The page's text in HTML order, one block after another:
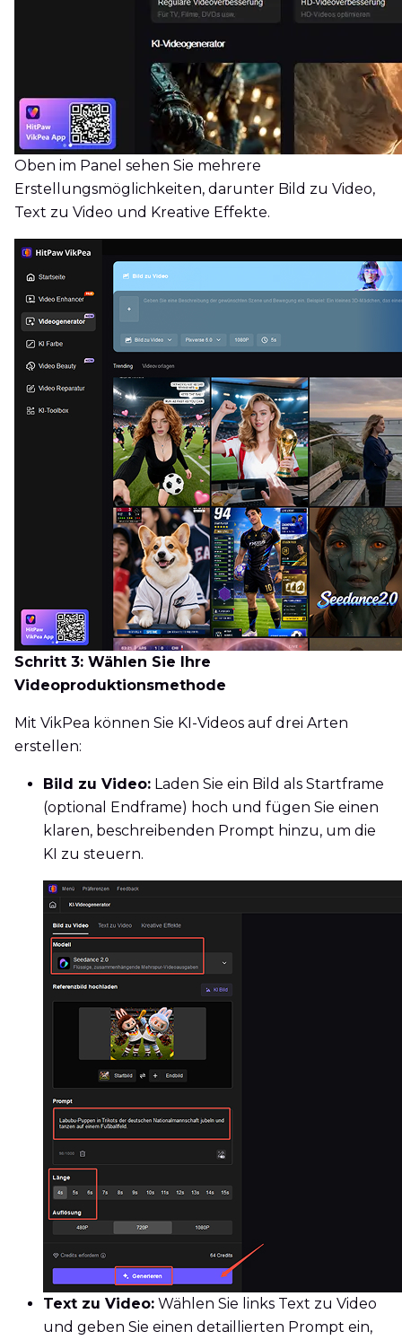
Oben im Panel sehen Sie mehrere
Erstellungsmöglichkeiten, darunter Bild zu Video,
Text zu Video und Kreative Effekte.
Schritt 3: Wählen Sie Ihre
Videoproduktionsmethode
Mit VikPea können Sie KI-Videos auf drei Arten
erstellen:
Bild zu Video: Laden Sie ein Bild als Startframe
(optional Endframe) hoch und fügen Sie einen
klaren, beschreibenden Prompt hinzu, um die
KI zu steuern.
Text zu Video: Wählen Sie links Text zu Video
und geben Sie einen detaillierten Prompt ein,